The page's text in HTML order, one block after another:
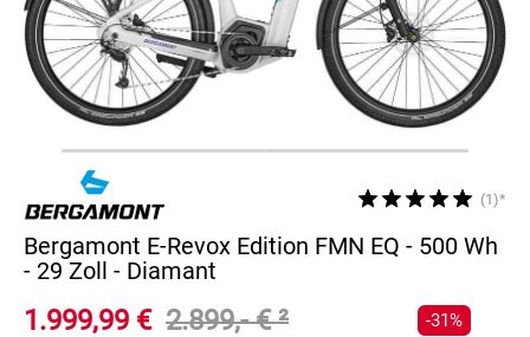
(1)*
Bergamont E-Revox Edition FMN EQ - 500 Wh
- 29 Zoll - Diamant
1.999,99 € 2.899,- €² -31%